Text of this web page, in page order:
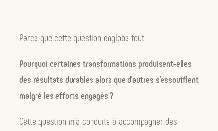
Parce que cette question englobe tout.
Pourquoi certaines transformations produisent-elles
des résultats durables alors que d’autres s’essoufflent
malgré les efforts engagés ?
Cette question m’a conduite à accompagner des